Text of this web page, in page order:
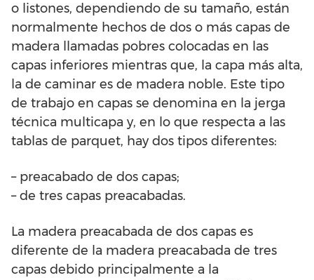
o listones, dependiendo de su tamaño, están
normalmente hechos de dos o más capas de
madera llamadas pobres colocadas en las
capas inferiores mientras que, la capa más alta,
la de caminar es de madera noble. Este tipo
de trabajo en capas se denomina en la jerga
técnica multicapa y, en lo que respecta a las
tablas de parquet, hay dos tipos diferentes:
– preacabado de dos capas;
– de tres capas preacabadas.
La madera preacabada de dos capas es
diferente de la madera preacabada de tres
capas debido principalmente a la